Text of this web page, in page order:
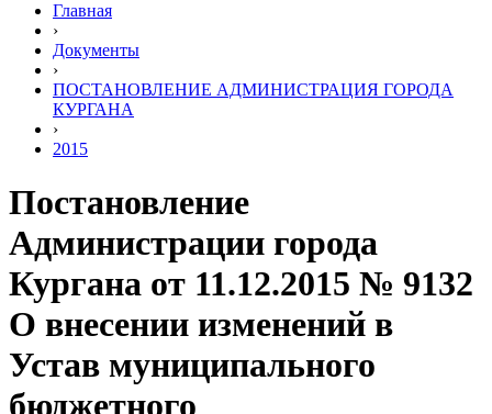
Главная
›
Документы
›
ПОСТАНОВЛЕНИЕ АДМИНИСТРАЦИЯ ГОРОДА
КУРГАНА
›
2015
Постановление
Администрации города
Кургана от 11.12.2015 № 9132
О внесении изменений в
Устав муниципального
бюджетного